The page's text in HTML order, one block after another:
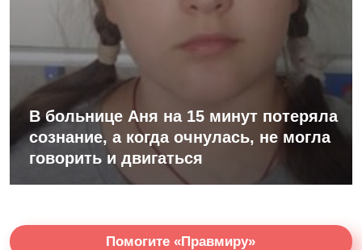
В больнице Аня на 15 минут потеряла
сознание, а когда очнулась, не могла
говорить и двигаться
Помогите «Правмиру»